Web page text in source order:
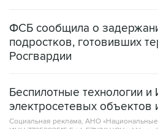
ФСБ сообщила о
подростков, готовивших
Росгвардии
Беспилотные технологии
электросетевых объектов
Социальная реклама, АНО